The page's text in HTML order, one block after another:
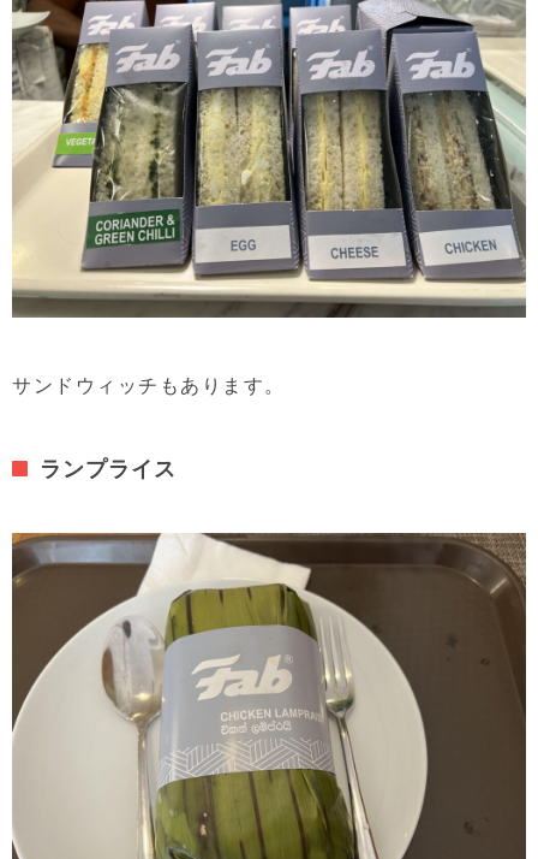
サンドウィッチもあります。
ランプライス